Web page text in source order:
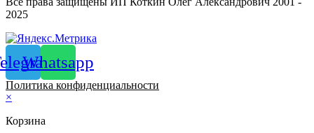
2025
Whatsapp
Политика конфиденциальности
×
Корзина